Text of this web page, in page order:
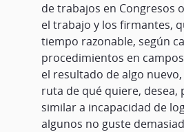
de trabajos en Congresos
el trabajo y los firmantes,
tiempo razonable, según
procedimientos en
el resultado de algo
ruta de qué quiere,
similar a incapacidad de
algunos no guste